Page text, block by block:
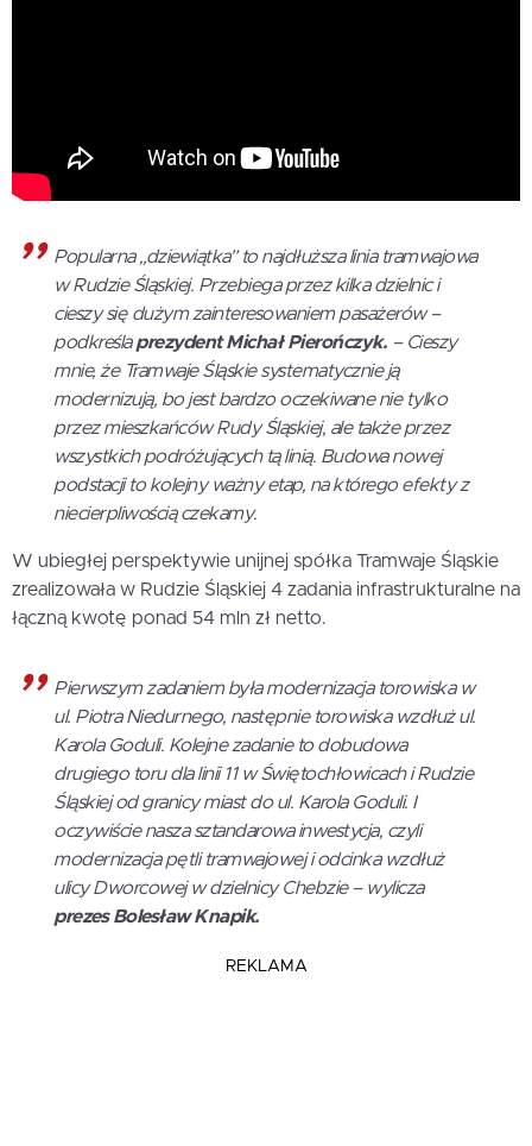
Popularna „dziewiątka” to najdłuższa linia tramwajowa
w Rudzie Śląskiej. Przebiega przez kilka dzielnic i
cieszy się dużym zainteresowaniem pasażerów –
podkreślaprezydent Michał Pierończyk. – Cieszy
mnie, że Tramwaje Śląskie systematycznie ją
modernizują, bo jest bardzo oczekiwane nie tylko
przez mieszkańców Rudy Śląskiej, ale także przez
wszystkich podróżujących tą linią. Budowa nowej
podstacji to kolejny ważny etap, na którego efekty z
niecierpliwością czekamy.
W ubiegłej perspektywie unijnej spółka Tramwaje Śląskie
zrealizowała w Rudzie Śląskiej 4 zadania infrastrukturalne na
łączną kwotę ponad 54 mln zł netto.
Pierwszym zadaniem była modernizacja torowiska w
ul. Piotra Niedurnego, następnie torowiska wzdłuż ul.
Karola Goduli. Kolejne zadanie to dobudowa
drugiego toru dla linii 11 w Świętochłowicach i Rudzie
Śląskiej od granicy miast do ul. Karola Goduli. I
oczywiście nasza sztandarowa inwestycja, czyli
modernizacja pętli tramwajowej i odcinka wzdłuż
ulicy Dworcowej w dzielnicy Chebzie – wylicza
prezes Bolesław Knapik.
REKLAMA